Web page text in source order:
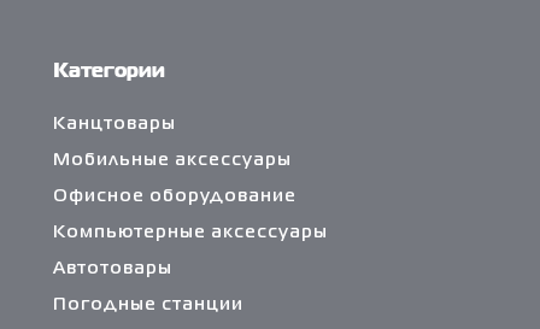
Категории
Канцтовары
Мобильные аксессуары
Офисное оборудование
Компьютерные аксессуары
Автотовары
Погодные станции